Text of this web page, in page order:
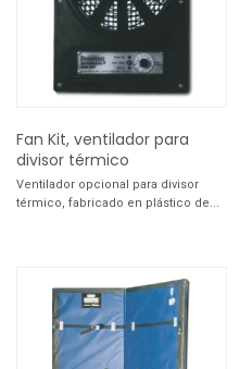
Fan Kit, ventilador para
divisor térmico
Ventilador opcional para divisor
térmico, fabricado en plástico de...